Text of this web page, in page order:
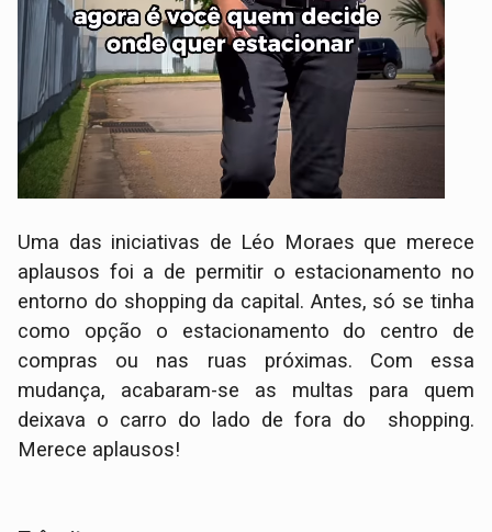
Uma das iniciativas de Léo Moraes que merece
aplausos foi a de permitir o estacionamento no
entorno do shopping da capital. Antes, só se tinha
como opção o estacionamento do centro de
compras ou nas ruas próximas. Com essa
mudança, acabaram-se as multas para quem
deixava o carro do lado de fora do shopping.
Merece aplausos!